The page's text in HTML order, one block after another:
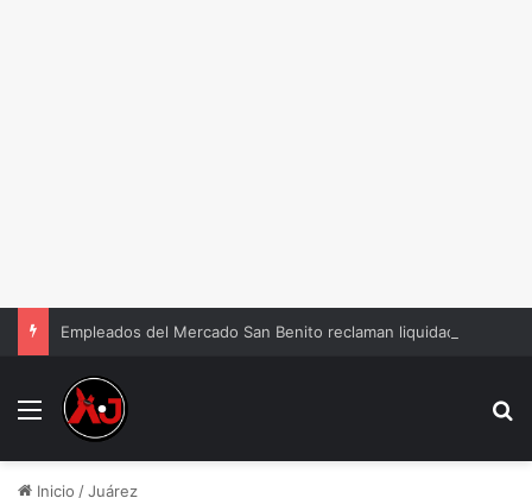
Menu
Inicio /Juárez